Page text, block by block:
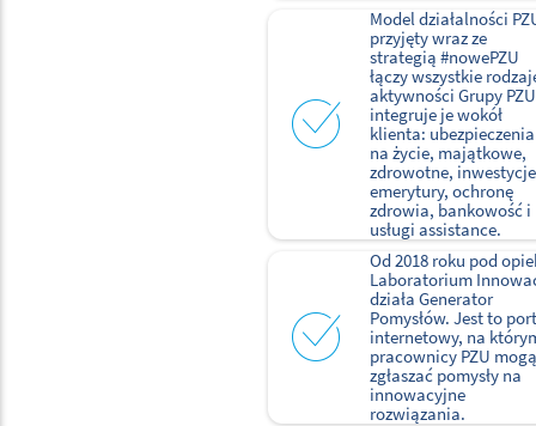
Model działalności
przyjęty wraz ze
strategią #nowePZU
łączy wszystkie
aktywności Grupy
integruje je wokół
klienta: ubezpieczenia
na życie, majątkowe,
zdrowotne,
emerytury, ochronę
zdrowia, bankowość i
usługi assistance.
Od 2018 roku pod
Laboratorium
działa Generator
Pomysłów. Jest to
internetowy, na
pracownicy PZU mogą
zgłaszać pomysły na
innowacyjne
rozwiązania.